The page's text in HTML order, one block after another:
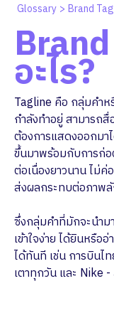
Glossary > Brand
อะไร?
Tagline คือ กลุ่มคำ
กำลังทำอยู่ สามารถ
ต้องการแสดงออกม
ขึ้นมาพร้อมกับการก่
ต่อเนื่องยาวนาน ไม่ค่
ส่งผลกระทบต่อภา
ซึ่งกลุ่มคำที่มักจะนำม
เข้าใจง่าย ได้ยินหรือ
ได้ทันที เช่น การบินไ
เตาทุกวัน และ Nike